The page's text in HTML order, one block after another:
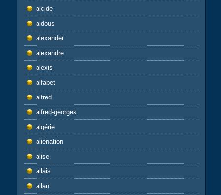
alcide
aldous
alexander
alexandre
alexis
alfabet
alfred
alfred-georges
algérie
aliénation
alise
allais
allan